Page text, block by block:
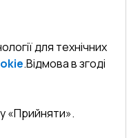
для технічних
.Відмова в згоді
«Прийняти».